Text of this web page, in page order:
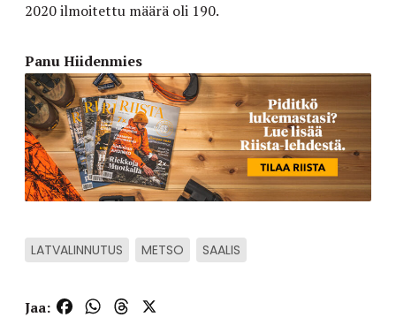
2020 ilmoitettu määrä oli 190.
Panu Hiidenmies
LATVALINNUTUS METSO SAALIS
Jaa: FacebookWhatsApp
Threads